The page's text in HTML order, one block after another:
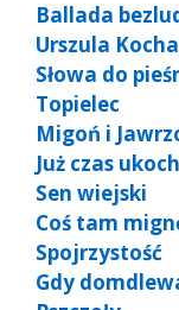
Ballada
Urszula
Słowa do
Topielec
Migoń i
Już czas
Sen wiejski
Coś tam
Spojrzystość
Gdy